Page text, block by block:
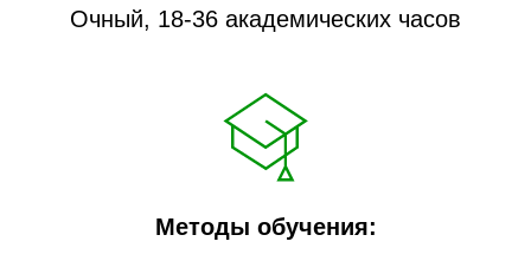
Очный, 18-36 академических часов
Методы обучения: